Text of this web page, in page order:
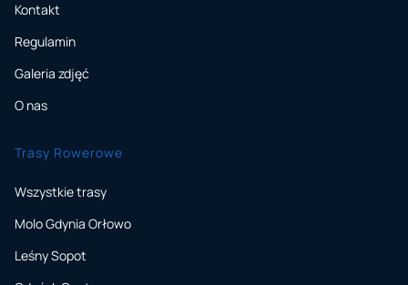
Kontakt
Regulamin
Galeria zdjęć
O nas
Trasy Rowerowe
Wszystkie trasy
Molo Gdynia Orłowo
Leśny Sopot